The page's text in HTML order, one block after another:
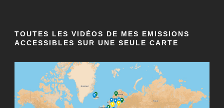
TOUTES LES VIDÉOS DE MES EMISSIONS
ACCESSIBLES SUR UNE SEULE CARTE